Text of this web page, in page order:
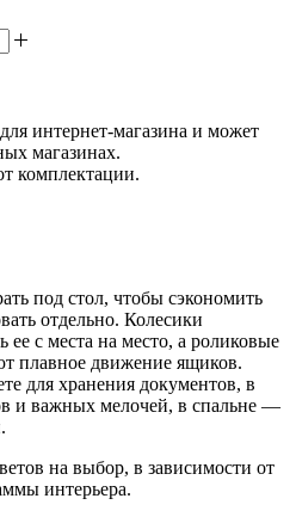
интернет-магазина и может
магазинах.
комплектации.
под стол, чтобы сэкономить
отдельно. Колесики
ее с места на место, а роликовые
плавное движение ящиков.
для хранения документов, в
и важных мелочей, в спальне —
на выбор, в зависимости от
интерьера.